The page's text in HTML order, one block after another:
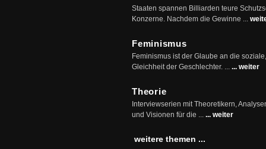
Staaten spannen Billiarden teure
Konzerne. Nachdem die Gewinne ...
Feminismus
Feminismus ist der Glaube an die
Gleichheit der Geschlechter. ... ... weiter
Theorie
Interviewserien mit Theoretikern,
und Visionen für die ... ... weiter
weitere themen ...